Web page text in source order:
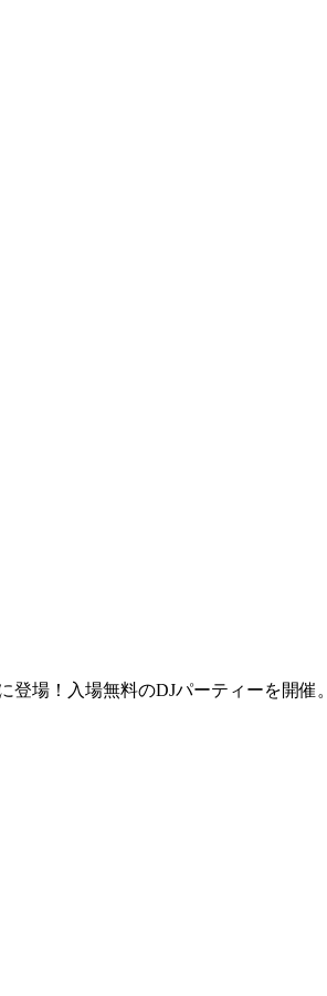
場！入場無料のDJパーティーを開催。